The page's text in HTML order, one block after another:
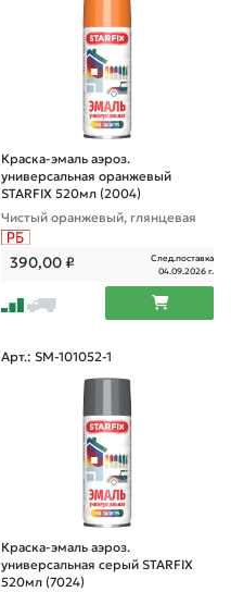
Краска-эмаль аэроз.
универсальная оранжевый
STARFIX 520мл (2004)
Чистый оранжевый, глянцевая
390,00₽
След.поставка
04.09.2026 г.
Арт.: SM-101052-1
Краска-эмаль аэроз.
универсальная серый STARFIX
520мл (7024)